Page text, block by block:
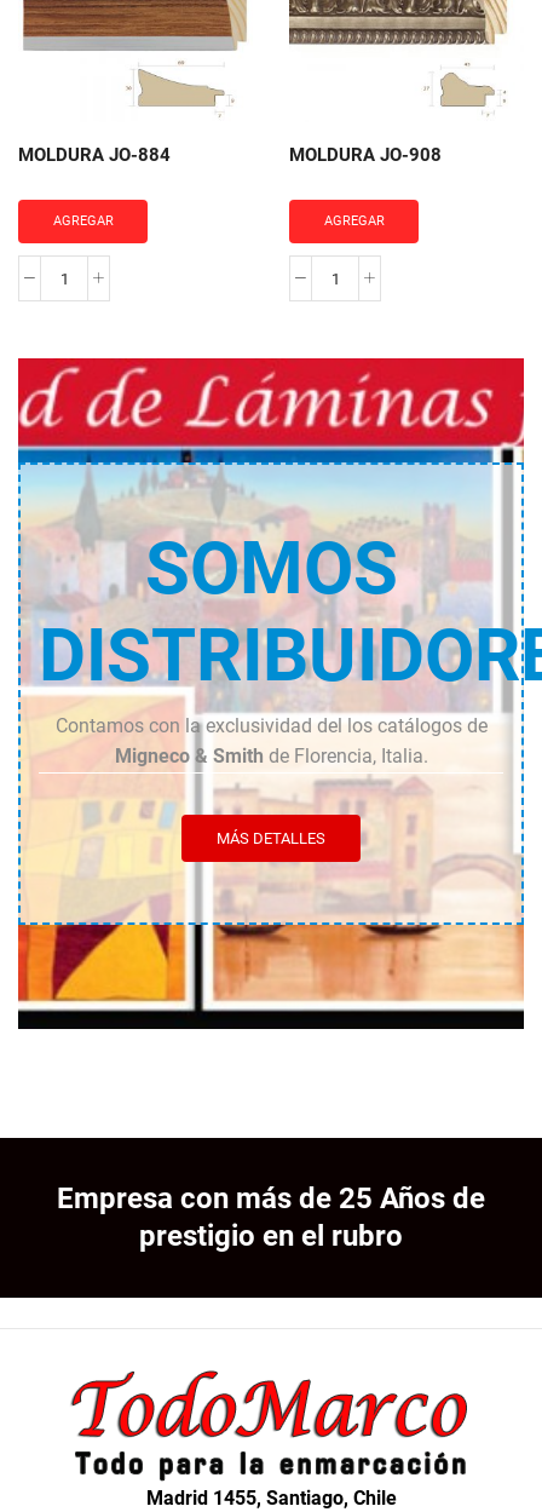
cantidad
cantidad
MOLDURA JO-884
AGREGAR
MOLDURA
cantidad
MOLDURA JO-908
AGREGAR
MOLDURA
cantidad
SOMOS
Contamos con la exclusividad del los catálogos de
Migneco & Smith de Florencia, Italia.
MÁS DETALLES
Empresa con más de 25 Años de
prestigio en el rubro
Madrid 1455, Santiago, Chile